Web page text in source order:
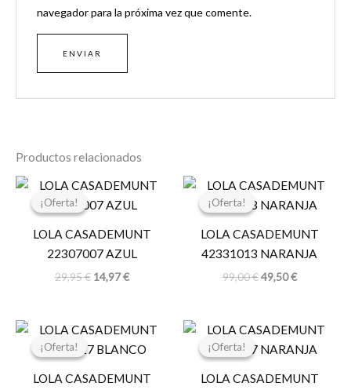
navegador para la próxima vez que comente.
Productos relacionados
¡Oferta!
¡Oferta!
LOLA CASADEMUNT
22307007 AZUL
29,95€
El
original
29,95 €.
14,97€
El
actual
14,97 €.
¡Oferta!
¡Oferta!
LOLA CASADEMUNT
42331013 NARANJA
99,00€
El
original
99,00 €.
49,50€
El
actual
49,50 €.
¡Oferta!
¡Oferta!
LOLA CASADEMUNT
El
original
34,95 €.
El
actual
17,47 €.
¡Oferta!
¡Oferta!
LOLA CASADEMUNT
El
original
34,95 €.
El
actual
17,47 €.